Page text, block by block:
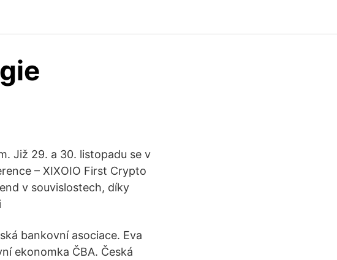
Již 29. a 30. listopadu se v
– XIXOIO First Crypto
v souvislostech, díky
bankovní asociace. Eva
ekonomka ČBA. Česká